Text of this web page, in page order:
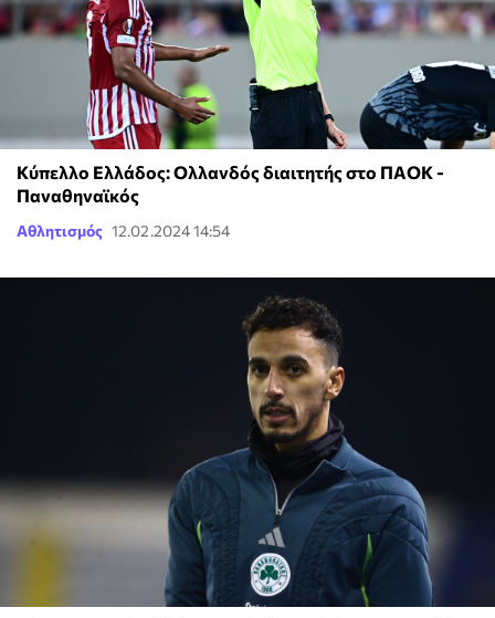
Κύπελλο Ελλάδος: Ολλανδός διαιτητής στο ΠΑΟΚ -
Παναθηναϊκός
Αθλητισμός 12.02.2024 14:54